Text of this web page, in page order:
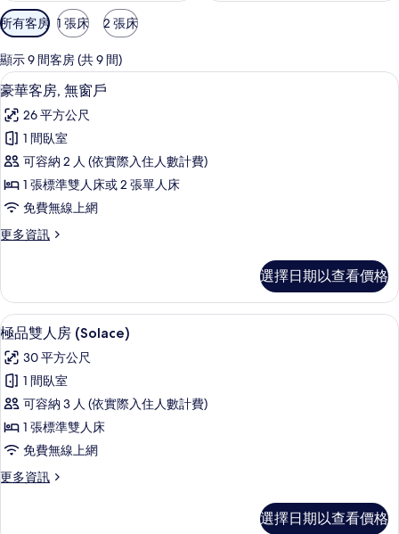
可
用
的
客
房
篩
選
條
所有客房 1 張床 2 張床
顯示 9 間客房 (共 9 間)
顯
示
豪
華
客
房,
無
窗
的
所
有
相
片
豪華客房, 無窗戶 | 客房內保險箱、遮
4
豪華客房, 無窗戶
26 平方公尺
1 間臥室
可容納 2 人 (依實際入住人數計費)
1 張標準雙人床或 2 張單人床
免費無線上網
更多資訊
更
客
房,
無
戶
的
情
選擇日期以查看價格
顯
示
極
品
雙
人
房
(Solace)
所
極品雙人房 (Solace) | 客房內保險箱
4
極品雙人房 (Solace)
30 平方公尺
1 間臥室
可容納 3 人 (依實際入住人數計費)
1 張標準雙人床
免費無線上網
更多資訊
更
選擇日期以查看價格